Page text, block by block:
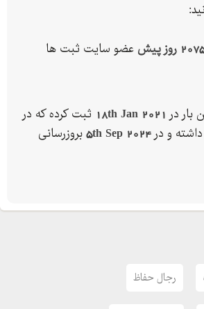
روز پیش
عضو سایت ثبت ها
بار در 18th Jan 2021 ثبت کرده که در
داشته و در 5th Sep 2024 بروزرسانی
رجال حفاظ